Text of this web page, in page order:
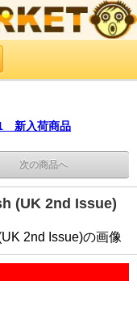
新入荷商品
次の商品へ
(UK 2nd Issue)